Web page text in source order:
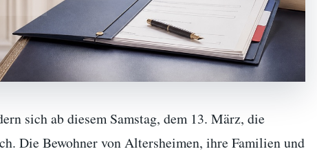
sich ab diesem Samstag, dem 13. März, die
Die Bewohner von Altersheimen, ihre Familien und